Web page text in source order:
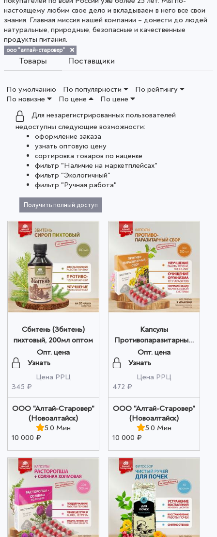
настоящему любим свое дело и вкладываем в него все свои
знания. Главная миссия нашей компании – донести до людей
натуральные, природные, безопасные и качественные
продукты питания.
ооо "алтай-старовер"
Товары Поставщики
По умолчанию По популярности
По рейтингу
По новизне
По цене
По цене
Для незарегистрированных пользователей
недоступны следующие возможности:
оформление заказа
узнать оптовую цену
сортировка товаров по наценке
фильтр "Наличие на маркетплейсах"
фильтр "Экологичный"
фильтр "Ручная работа"
Получить полный доступ
Сбитень (Збитень)
пихтовый, 200мл оптом
Опт. цена
Узнать
Цена РРЦ
345 ₽
ООО "Алтай-Старовер"
(Новоалтайск)
5.0 Мин
10 000 ₽
Капсулы
Противопаразитарные,
30 шт. по 500 мг оптом
Опт. цена
Узнать
Цена РРЦ
472 ₽
ООО "Алтай-Старовер"
(Новоалтайск)
5.0 Мин
10 000 ₽